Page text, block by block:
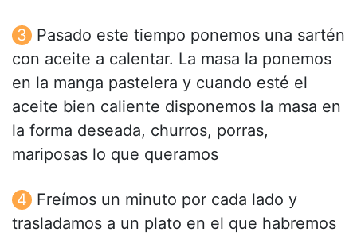
Pasado este tiempo ponemos una sartén
con aceite a calentar. La masa la ponemos
en la manga pastelera y cuando esté el
aceite bien caliente disponemos la masa en
la forma deseada, churros, porras,
mariposas lo que queramos
Freímos un minuto por cada lado y
trasladamos a un plato en el que habremos